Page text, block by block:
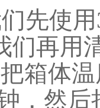
先使
们再用
箱体
，然